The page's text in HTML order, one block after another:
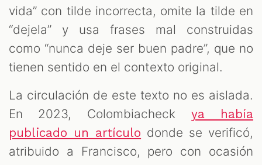
vida” con tilde incorrecta, omite la tilde en
“dejela” y usa frases mal construidas
como “nunca deje ser buen padre”, que no
tienen sentido en el contexto original.
La circulación de este texto no es aislada.
En 2023, Colombiacheck ya había
publicado un artículo donde se verificó,
atribuido a Francisco, pero con ocasión